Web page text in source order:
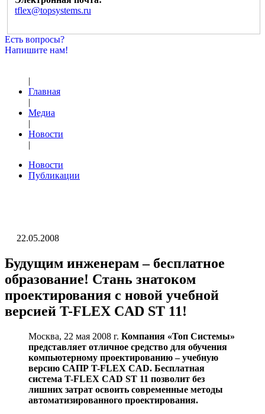
tflex@topsystems.ru
Есть вопросы?
Напишите нам!
|
Главная
|
Медиа
|
Новости
|
Новости
Публикации
22.05.2008
Будущим инженерам – бесплатное
образование! Стань знатоком
проектирования с новой учебной
версией T-FLEX CAD ST 11!
Москва, 22 мая 2008 г. Компания «Топ Системы»
представляет отличное средство для обучения
компьютерному проектированию – учебную
версию САПР T-FLEX CAD. Бесплатная
система T-FLEX CAD ST 11 позволит без
лишних затрат освоить современные методы
автоматизированного проектирования.